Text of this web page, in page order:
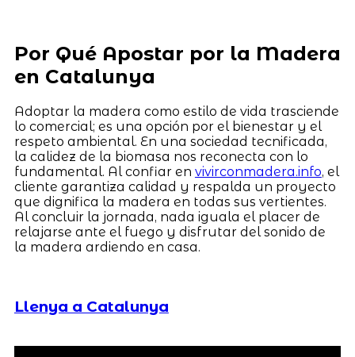
Por Qué Apostar por la Madera
en Catalunya
Adoptar la madera como estilo de vida trasciende
lo comercial; es una opción por el bienestar y el
respeto ambiental. En una sociedad tecnificada,
la calidez de la biomasa nos reconecta con lo
fundamental. Al confiar en vivirconmadera.info, el
cliente garantiza calidad y respalda un proyecto
que dignifica la madera en todas sus vertientes.
Al concluir la jornada, nada iguala el placer de
relajarse ante el fuego y disfrutar del sonido de
la madera ardiendo en casa.
Llenya a Catalunya